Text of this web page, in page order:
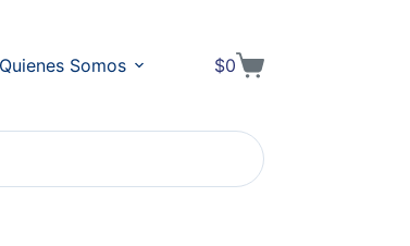
Quienes Somos
Shopping
$0